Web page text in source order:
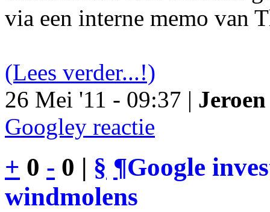
via een interne memo van
(Lees verder...!)
26 Mei '11 - 09:37 |
Googley reactie
+ 0 - 0 | § ¶Google
windmolens